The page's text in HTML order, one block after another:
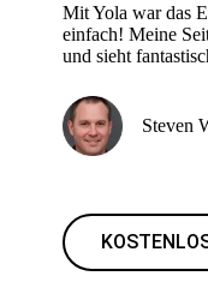
Mit Yola war das
einfach! Meine
und sieht
Steven